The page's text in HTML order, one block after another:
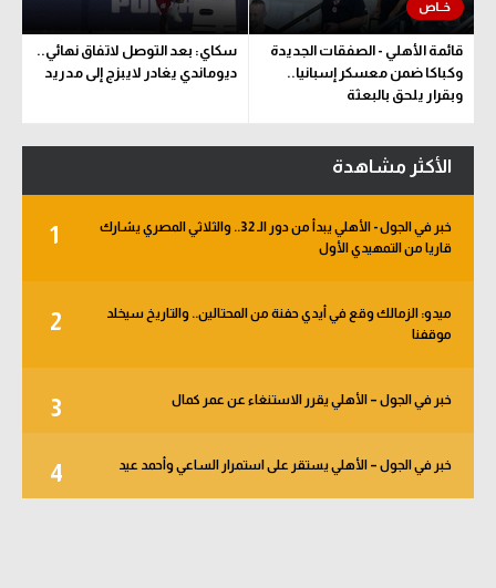
قائمة الأهلي - الصفقات الجديدة
وكباكا ضمن معسكر إسبانيا..
وبقرار يلحق بالبعثة
سكاي: بعد التوصل لاتفاق نهائي..
ديوماندي يغادر لايبزج إلى مدريد
الأكثر مشاهدة
1
خبر في الجول - الأهلي يبدأ من دور الـ 32.. والثلاثي المصري يشارك
قاريا من التمهيدي الأول
2
ميدو: الزمالك وقع في أيدي حفنة من المحتالين.. والتاريخ سيخلد
موقفنا
3 خبر في الجول – الأهلي يقرر الاستنغاء عن عمر كمال
4 خبر في الجول – الأهلي يستقر على استمرار الساعي وأحمد عيد